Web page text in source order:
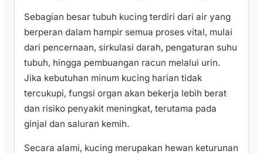
Sebagian besar tubuh kucing terdiri dari air yang
berperan dalam hampir semua proses vital, mulai
dari pencernaan, sirkulasi darah, pengaturan suhu
tubuh, hingga pembuangan racun melalui urin.
Jika kebutuhan minum kucing harian tidak
tercukupi, fungsi organ akan bekerja lebih berat
dan risiko penyakit meningkat, terutama pada
ginjal dan saluran kemih.
Secara alami, kucing merupakan hewan keturunan